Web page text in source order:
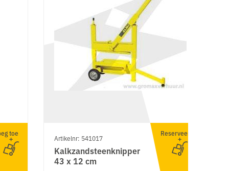
toe
Artikelnr: 541017
Kalkzandsteenknipper
43 x 12 cm
Reserveer